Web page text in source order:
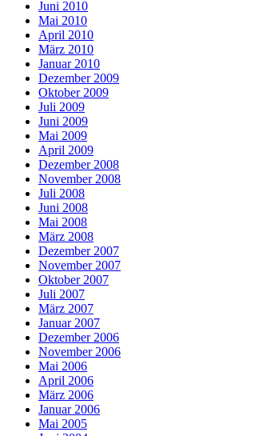
Juni 2010
Mai 2010
April 2010
März 2010
Januar 2010
Dezember 2009
Oktober 2009
Juli 2009
Juni 2009
Mai 2009
April 2009
Dezember 2008
November 2008
Juli 2008
Juni 2008
Mai 2008
März 2008
Dezember 2007
November 2007
Oktober 2007
Juli 2007
März 2007
Januar 2007
Dezember 2006
November 2006
Mai 2006
April 2006
März 2006
Januar 2006
Mai 2005